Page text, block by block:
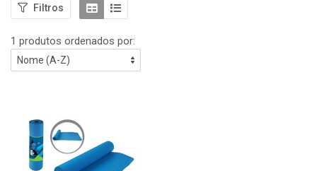
Filtros
1 produtos ordenados por: